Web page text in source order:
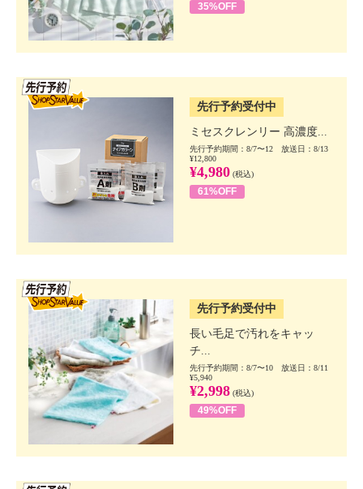
35%OFF
先行予約受付中
ミセスクレンリー 高濃度...
先行予約期間：8/7〜12 放送日：8/13
¥12,800
¥4,980 (税込)
61%OFF
先行予約受付中
長い毛足で汚れをキャッ
チ...
先行予約期間：8/7〜10 放送日：8/11
¥5,940
¥2,998 (税込)
49%OFF